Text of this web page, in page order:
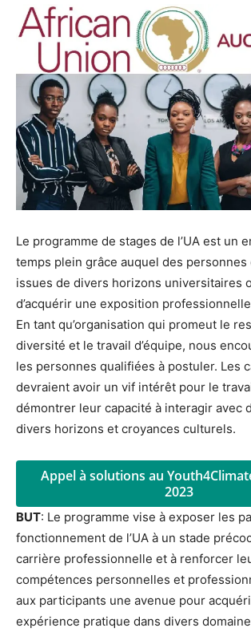
Le programme de stages de l’UA est un
temps plein grâce auquel des personnes
issues de divers horizons universitaires
d’acquérir une exposition professionnelle
En tant qu’organisation qui promeut le
diversité et le travail d’équipe, nous
les personnes qualifiées à postuler. Les
devraient avoir un vif intérêt pour le
démontrer leur capacité à interagir avec
divers horizons et croyances culturels.
Appel à solutions au
2023
BUT: Le programme vise à exposer les
fonctionnement de l’UA à un stade
carrière professionnelle et à renforcer
compétences personnelles et
aux participants une avenue pour
expérience pratique dans divers